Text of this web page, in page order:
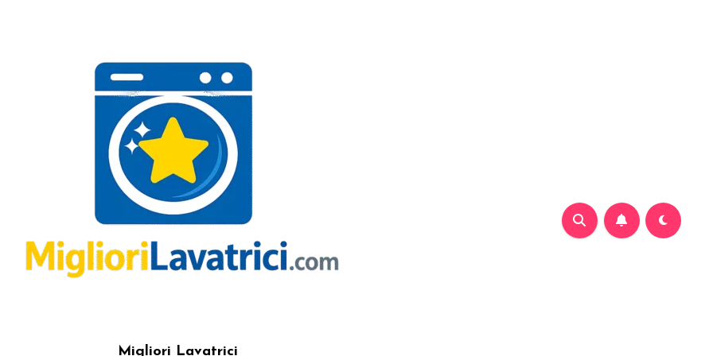
Migliori Lavatrici